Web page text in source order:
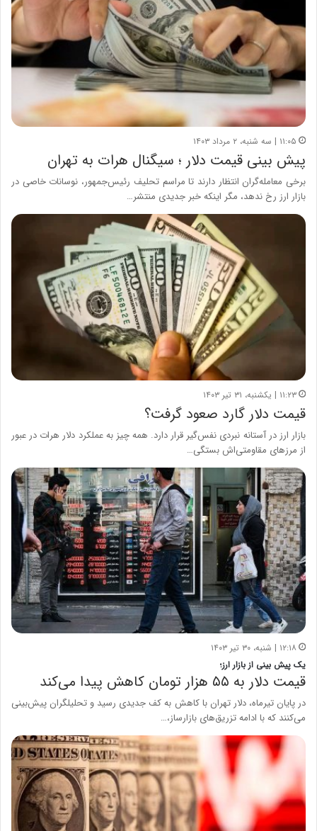
۱۱:۰۵ | سه شنبه، ۲ مرداد ۱۴۰۳
پیش بینی قیمت دلار ؛ سیگنال هرات به تهران
برخی معامله‌گران انتظار دارند تا مراسم تحلیف رئیس‌جمهور، نوسانات خاصی در
بازار ارز رخ ندهد، مگر اینکه خبر جدیدی منتشر…
۱۱:۲۳ | یکشنبه، ۳۱ تیر ۱۴۰۳
قیمت دلار گارد صعود گرفت؟
بازار ارز در آستانه نبردی نفس‌گیر قرار دارد. همه چیز به عملکرد دلار هرات در عبور
از مرزهای مقاومتی‌اش بستگی…
۱۲:۱۸ | شنبه، ۳۰ تیر ۱۴۰۳
یک پیش بینی از بازار ارز؛
قیمت دلار به ۵۵ هزار تومان کاهش پیدا می‌کند
در پایان تیرماه، دلار تهران با کاهش به کف جدیدی رسید و تحلیلگران پیش‌بینی
می‌کنند که با ادامه تزریق‌های بازارساز،…